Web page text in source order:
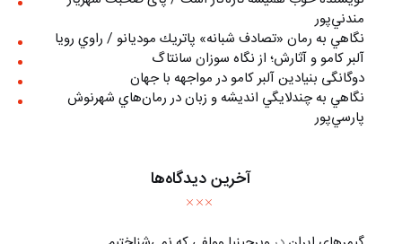
مندني‌پور
نگاهي به رمان «تصادف شبانه» پاتريك موديانو / راوي رويا
آلبر کامو و آثارش؛ از نگاه سوزان سانتاگ
دوگانگی بنیادین آلبر کامو در مواجهه با جهان
نگاهي به چندلايگي انديشه و زبان در رمان‌هاي شهرنوش
پارسي‌پور
آخرین دیدگاه‌ها